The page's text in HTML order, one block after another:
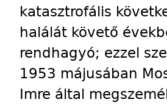
katasztrofális
halálát követő
rendhagyó; ezzel
1953 májusában
Imre által